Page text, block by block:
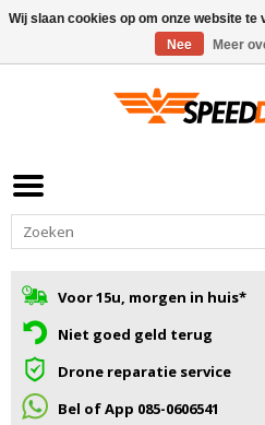
Voor 15u, morgen in huis*
Niet goed geld terug
Drone reparatie service
Bel of App 085-0606541
Wij slaan cookies op om onze website
Nee
Meer